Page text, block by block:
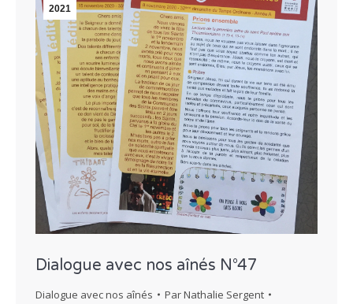
2021
Dialogue avec nos aînés N°47
Dialogue avec nos aînés ParNathalie Sergent